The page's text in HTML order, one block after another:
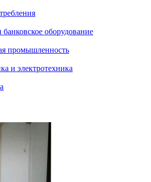
банковское оборудование
промышленность
и электротехника